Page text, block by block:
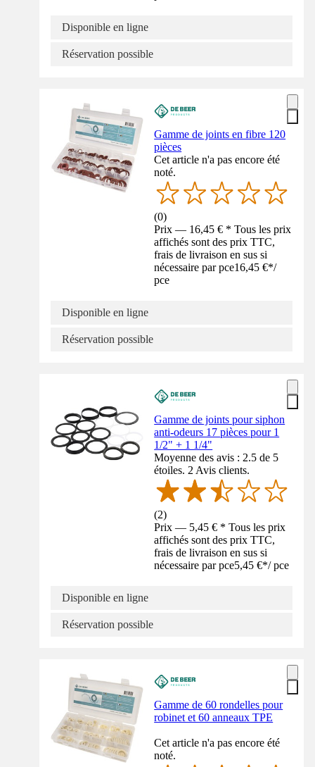
Disponible en ligne
Réservation possible
Gamme de joints en fibre 120
pièces
Cet article n'a pas encore été
noté.
(0)
Prix — 16,45 € * Tous les prix
affichés sont des prix TTC,
frais de livraison en sus si
nécessaire par pce16,45 €*/
pce
Disponible en ligne
Réservation possible
Gamme de joints pour siphon
anti-odeurs 17 pièces pour 1
1/2" + 1 1/4"
Moyenne des avis : 2.5 de 5
étoiles. 2 Avis clients.
(2)
Prix — 5,45 € * Tous les prix
affichés sont des prix TTC,
frais de livraison en sus si
nécessaire par pce5,45 €*/ pce
Disponible en ligne
Réservation possible
Gamme de 60 rondelles pour
robinet et 60 anneaux TPE
Cet article n'a pas encore été
noté.